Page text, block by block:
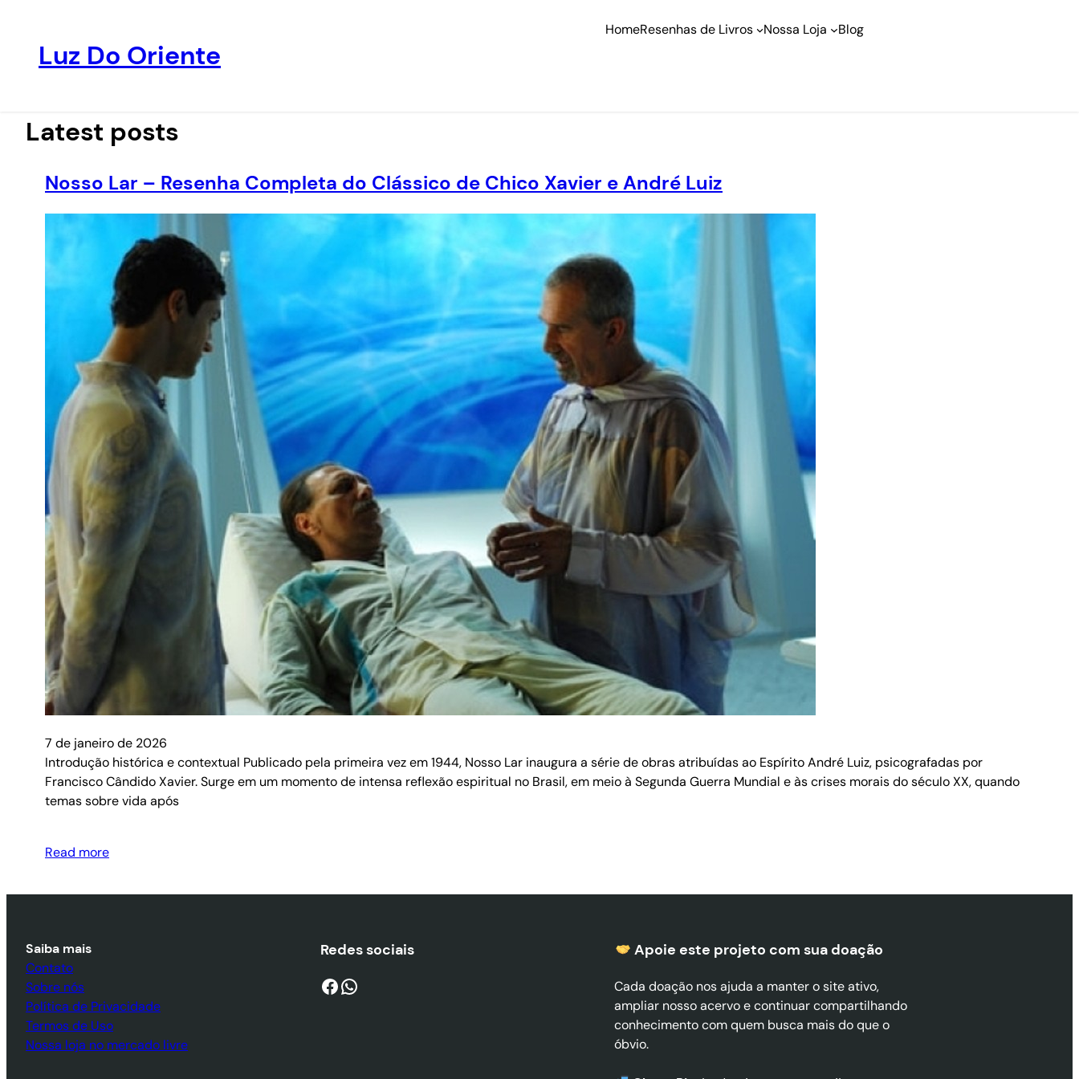
conteúdo
Luz Do Oriente
HomeResenhas de Livros Nossa Loja Blog
Latest posts
Nosso Lar – Resenha Completa do Clássico de Chico Xavier e André Luiz
7 de janeiro de 2026
Introdução histórica e contextual Publicado pela primeira vez em 1944, Nosso Lar inaugura a série de obras atribuídas ao Espírito André Luiz, psicografadas por
Francisco Cândido Xavier. Surge em um momento de intensa reflexão espiritual no Brasil, em meio à Segunda Guerra Mundial e às crises morais do século XX, quando
temas sobre vida após
Read more
Saiba mais
Contato
Sobre nós
Política de Privacidade
Termos de Uso
Nossa loja no mercado livre
Redes sociais
Facebook WhatsApp
Apoie este projeto com sua doação
Cada doação nos ajuda a manter o site ativo,
ampliar nosso acervo e continuar compartilhando
conhecimento com quem busca mais do que o
óbvio.